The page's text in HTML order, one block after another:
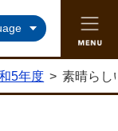
ジ
5年度 > 素晴らし